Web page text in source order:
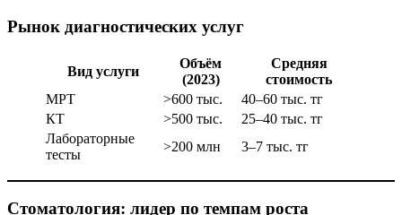
Рынок диагностических услуг
Вид услуги
Объём
(2023)
Средняя
стоимость
МРТ
>600 тыс.
40–60 тыс. тг
КТ
>500 тыс.
25–40 тыс. тг
Лабораторные
тесты
>200 млн 3–7 тыс. тг
Стоматология: лидер по темпам роста